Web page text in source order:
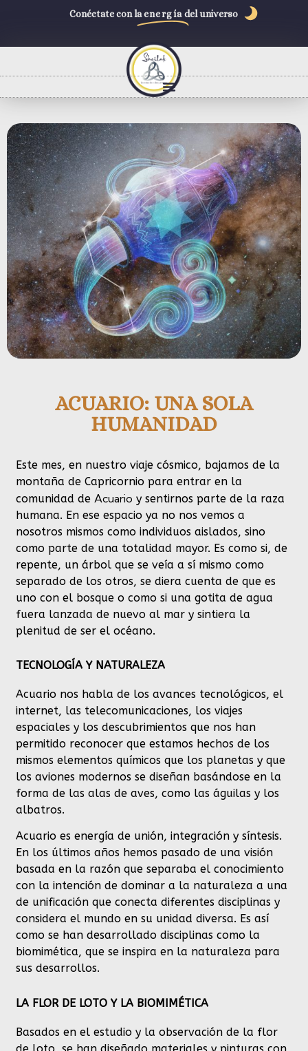
Conéctate con la energía del universo
ACUARIO: UNA SOLA
HUMANIDAD
Este mes, en nuestro viaje cósmico, bajamos de la
montaña de Capricornio para entrar en la
comunidad de Acuario y sentirnos parte de la raza
humana. En ese espacio ya no nos vemos a
nosotros mismos como individuos aislados, sino
como parte de una totalidad mayor. Es como si, de
repente, un árbol que se veía a sí mismo como
separado de los otros, se diera cuenta de que es
uno con el bosque o como si una gotita de agua
fuera lanzada de nuevo al mar y sintiera la
plenitud de ser el océano.
TECNOLOGÍA Y NATURALEZA
Acuario nos habla de los avances tecnológicos, el
internet, las telecomunicaciones, los viajes
espaciales y los descubrimientos que nos han
permitido reconocer que estamos hechos de los
mismos elementos químicos que los planetas y que
los aviones modernos se diseñan basándose en la
forma de las alas de aves, como las águilas y los
albatros.
Acuario es energía de unión, integración y síntesis.
En los últimos años hemos pasado de una visión
basada en la razón que separaba el conocimiento
con la intención de dominar a la naturaleza a una
de unificación que conecta diferentes disciplinas y
considera el mundo en su unidad diversa. Es así
como se han desarrollado disciplinas como la
biomimética, que se inspira en la naturaleza para
sus desarrollos.
LA FLOR DE LOTO Y LA BIOMIMÉTICA
Basados en el estudio y la observación de la flor